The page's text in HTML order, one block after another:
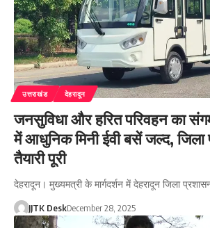
उत्तराखंड देहरादून
जनसुविधा और हरित परिवहन का
में आधुनिक मिनी ईवी बसें जल्द,
तैयारी पूरी
देहरादून। मुख्यमत्री के मार्गदर्शन में देहरादून जिला
JJTK DeskDecember 28, 2025